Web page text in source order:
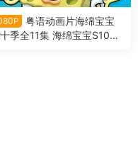
粤语动画片海绵宝宝
季全11集 海绵宝宝S10粤